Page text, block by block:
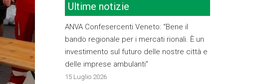
Ultime notizie
ANVA Confesercenti Veneto: “Bene il
bando regionale per i mercati rionali. È un
investimento sul futuro delle nostre città e
delle imprese ambulanti”
15 Luglio 2026